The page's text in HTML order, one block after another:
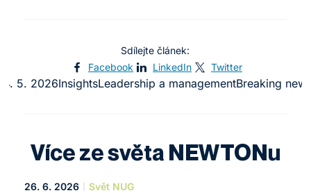
Sdílejte článek:
Facebook
LinkedIn Twitter
5. 2026InsightsLeadership a managementBreaking
Více ze světa NEWTONu
26. 6. 2026 Svět NUG